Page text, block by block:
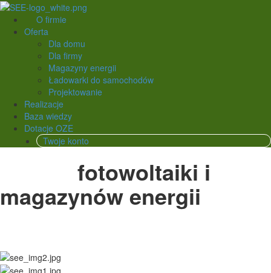
O firmie
Oferta
Dla domu
Dla firmy
Magazyny energii
Ładowarki do samochodów
Projektowanie
Realizacje
Baza wiedzy
Dotacje OZE
Twoje konto
fotowoltaiki i
magazynów energii
domu i firm